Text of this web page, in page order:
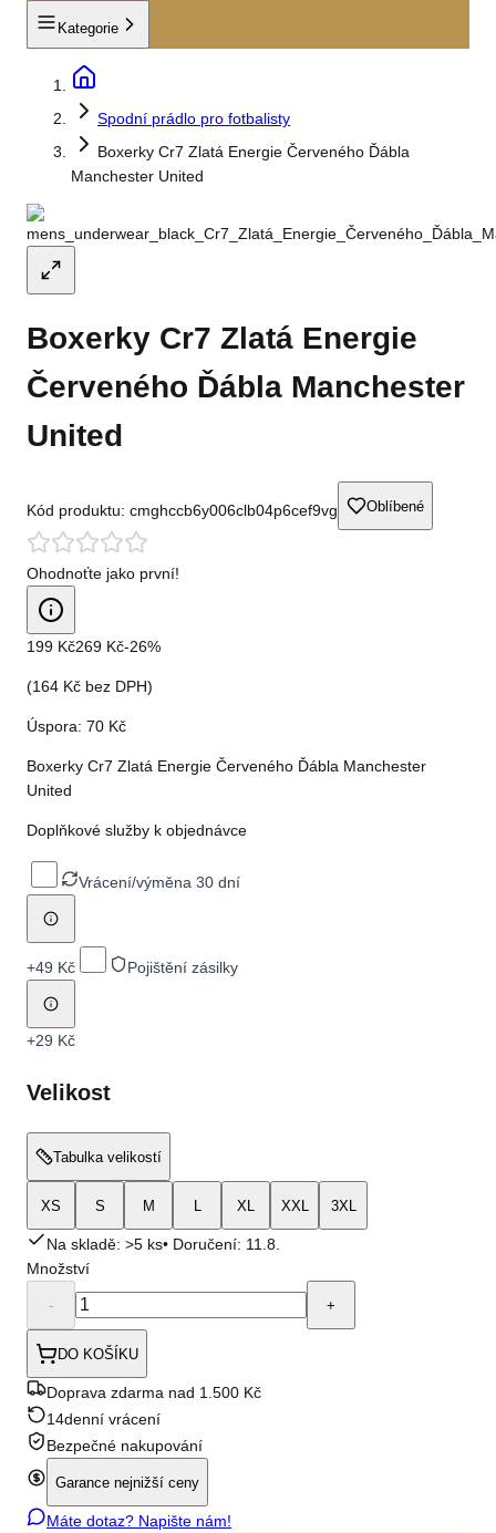
Kategorie
Spodní prádlo pro fotbalisty
Boxerky Cr7 Zlatá Energie Červeného Ďábla
Manchester United
Boxerky Cr7 Zlatá Energie
Červeného Ďábla Manchester
United
Kód produktu: cmghccb6y006clb04p6cef9vg Oblíbené
Ohodnoťte jako první!
199 Kč269 Kč-26%
(164 Kč bez DPH)
Úspora: 70 Kč
Boxerky Cr7 Zlatá Energie Červeného Ďábla Manchester
United
Doplňkové služby k objednávce
Vrácení/výměna 30 dní
+49 Kč Pojištění zásilky
+29 Kč
Velikost
Tabulka velikostí
XS S M L XL XXL 3XL
Na skladě: >5 ks• Doručení: 11.8.
Množství
- +
DO KOŠÍKU
Doprava zdarma nad 1.500 Kč
14denní vrácení
Bezpečné nakupování
Garance nejnižší ceny
Máte dotaz? Napište nám!